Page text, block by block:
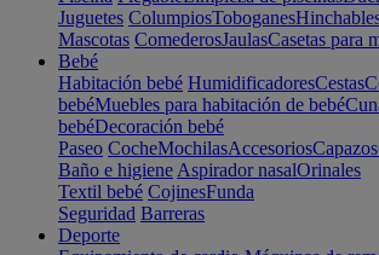
Juguetes ColumpiosToboganes
Mascotas ComederosJaulasCasetas para
Bebé
Habitación bebé HumidificadoresCestas
bebéMuebles para habitación de bebé
bebéDecoración bebé
Paseo CocheMochilasAccesoriosCapazos
Baño e higiene Aspirador nasalOrinales
Textil bebé CojinesFunda
Seguridad Barreras
Deporte